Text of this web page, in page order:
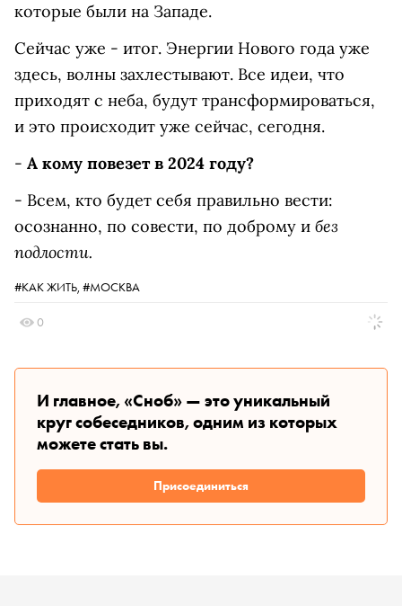
которые были на Западе.
Сейчас уже - итог. Энергии Нового года уже
здесь, волны захлестывают. Все идеи, что
приходят с неба, будут трансформироваться,
и это происходит уже сейчас, сегодня.
- А кому повезет в 2024 году?
- Всем, кто будет себя правильно вести:
осознанно, по совести, по доброму и без
подлости.
#КАК ЖИТЬ, #МОСКВА
0
И главное, «Сноб» — это уникальный
круг собеседников, одним из которых
можете стать вы.
Присоединиться